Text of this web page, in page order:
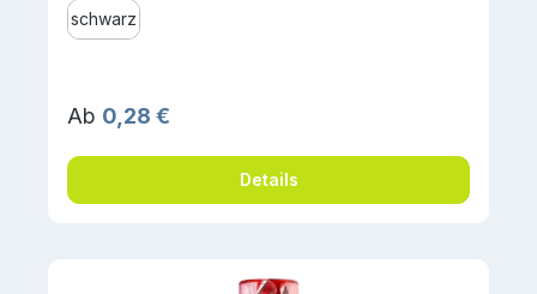
schwarz
Regulärer Preis:
Ab 0,28 €
Details